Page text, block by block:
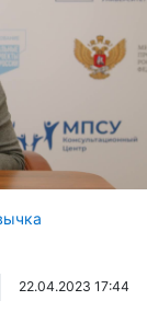
22.04.2023 17:44